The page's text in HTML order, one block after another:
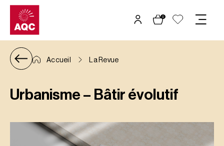
Panneau de gestion des cookies
0
Accueil La Revue
Urbanisme – Bâtir évolutif